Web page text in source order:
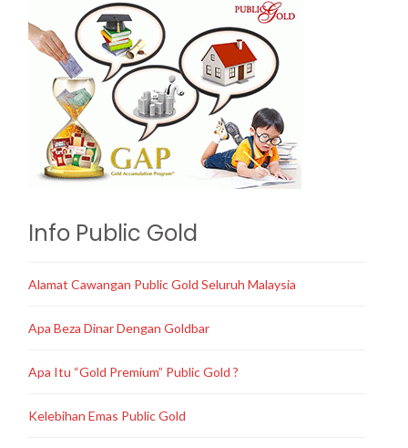
Info Public Gold
Alamat Cawangan Public Gold Seluruh Malaysia
Apa Beza Dinar Dengan Goldbar
Apa Itu “Gold Premium” Public Gold ?
Kelebihan Emas Public Gold